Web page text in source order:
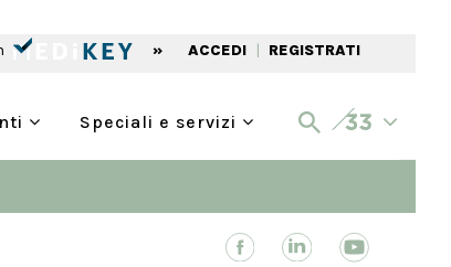
» ACCEDI | REGISTRATI
Speciali e servizi